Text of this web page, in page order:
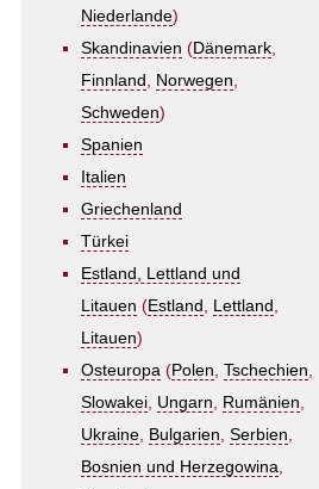
Niederlande)
Skandinavien (Dänemark,
Finnland , Norwegen,
Schweden)
Spanien
Italien
Griechenland
Türkei
Estland, Lettland und
Litauen (Estland , Lettland ,
Litauen)
Osteuropa (Polen, Tschechien,
Slowakei, Ungarn, Rumänien,
Ukraine, Bulgarien, Serbien,
Bosnien und Herzegowina,